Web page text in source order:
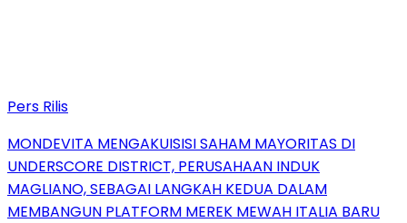
Pers Rilis
MONDEVITA MENGAKUISISI SAHAM MAYORITAS DI
UNDERSCORE DISTRICT, PERUSAHAAN INDUK
MAGLIANO, SEBAGAI LANGKAH KEDUA DALAM
MEMBANGUN PLATFORM MEREK MEWAH ITALIA BARU